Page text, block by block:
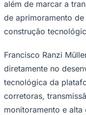
Concursos
Para Sua Empresa
Verificar Empresa
Anunciar Vagas
Publicidade Legal
além de marcar a
de aprimoramento
construção
Francisco Ranzi
diretamente no
tecnológica da
corretoras,
monitoramento e